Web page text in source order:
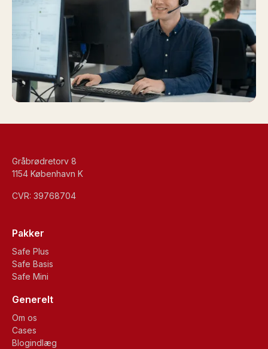
Gråbrødretorv 8
1154 København K
CVR: 39768704
Pakker
Safe Plus
Safe Basis
Safe Mini
Generelt
Om os
Cases
Blogindlæg